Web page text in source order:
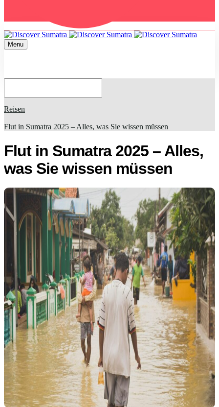
Menu
Reisen
Flut in Sumatra 2025 – Alles, was Sie wissen müssen
Flut in Sumatra 2025 – Alles,
was Sie wissen müssen